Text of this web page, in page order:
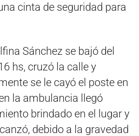
cinta de seguridad para
Sánchez se bajó del
hs, cruzó la calle y
se le cayó el poste en
la ambulancia llegó
brindado en el lugar y
debido a la gravedad